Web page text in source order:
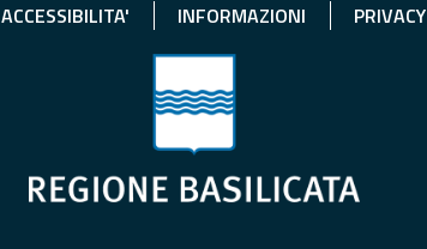
ACCESSIBILITA' INFORMAZIONI PRIVACY